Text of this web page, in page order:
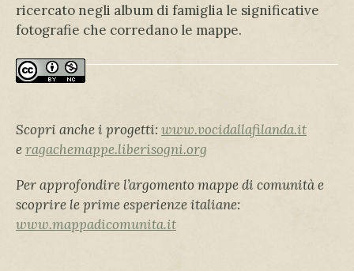
ricercato negli album di famiglia le significative
fotografie che corredano le mappe.
Scopri anche i progetti: www.vocidallafilanda.it
eragachemappe.liberisogni.org
Per approfondire l’argomento mappe di comunità e
scoprire le prime esperienze italiane:
www.mappadicomunita.it